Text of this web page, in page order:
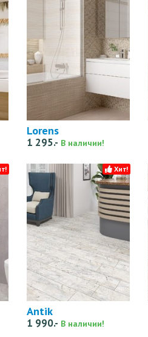
Lorens
1 295.- В наличии!
Antik
1 990.- В наличии!
Хит!